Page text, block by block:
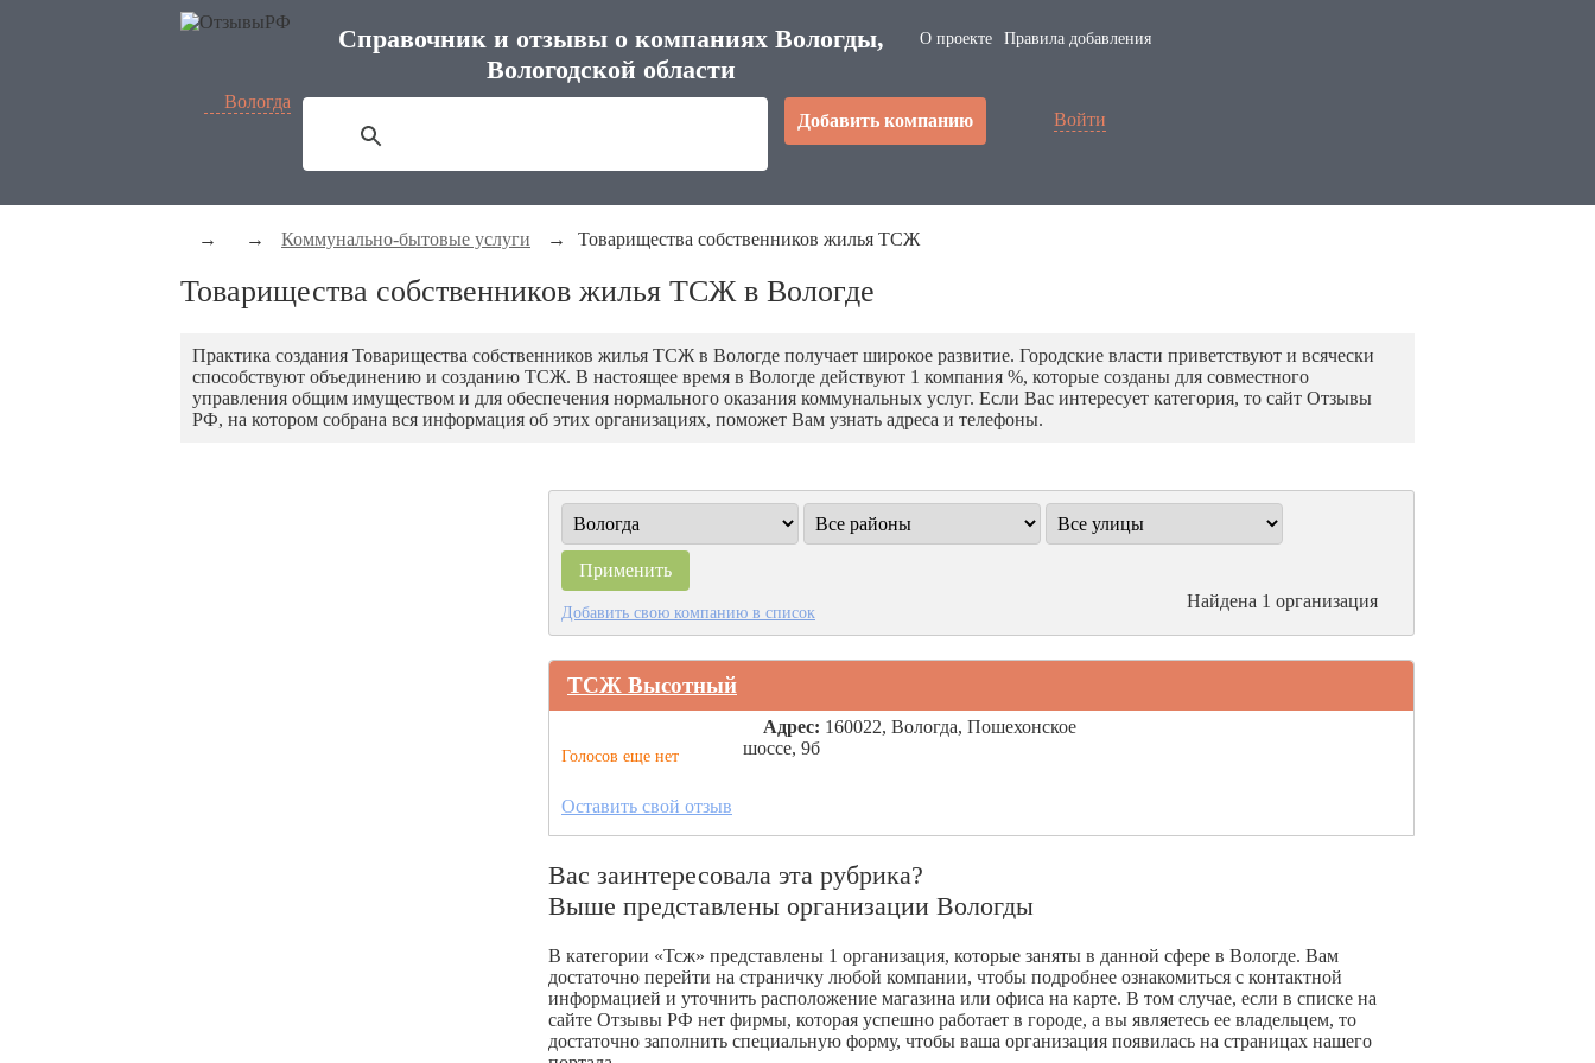
Справочник и отзывы о компаниях Вологды,
Вологодской области
О проекте Правила добавления
Вологда
Добавить компанию
Войти
→ → Коммунально-бытовые услуги → Товарищества собственников жилья ТСЖ
Товарищества собственников жилья ТСЖ в Вологде
Практика создания Товарищества собственников жилья ТСЖ в Вологде получает широкое развитие. Городские власти приветствуют и всячески
способствуют объединению и созданию ТСЖ. В настоящее время в Вологде действуют 1 компания %, которые созданы для совместного
управления общим имуществом и для обеспечения нормального оказания коммунальных услуг. Если Вас интересует категория, то сайт Отзывы
РФ, на котором собрана вся информация об этих организациях, поможет Вам узнать адреса и телефоны.
Добавить свою компанию в список
Найдена 1 организация
ТСЖ Высотный
Голосов еще нет
Адрес: 160022, Вологда, Пошехонское
шоссе, 9б
Оставить свой отзыв
Вас заинтересовала эта рубрика?
Выше представлены организации Вологды
В категории «Тсж» представлены 1 организация, которые заняты в данной сфере в Вологде. Вам
достаточно перейти на страничку любой компании, чтобы подробнее ознакомиться с контактной
информацией и уточнить расположение магазина или офиса на карте. В том случае, если в списке на
сайте Отзывы РФ нет фирмы, которая успешно работает в городе, а вы являетесь ее владельцем, то
достаточно заполнить специальную форму, чтобы ваша организация появилась на страницах нашего